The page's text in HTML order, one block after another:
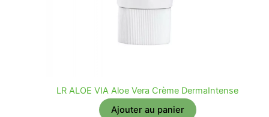
LR ALOE VIA Aloe Vera Crème DermaIntense
Ajouter au panier